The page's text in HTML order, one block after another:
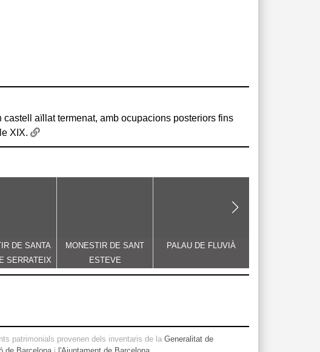
XIX.
DE SANTA
SERRATEIX
MONESTIR DE SANT
ESTEVE
PALAU DE FLUVIÀ
patrimonials provenen dels inventaris de la Generalitat de